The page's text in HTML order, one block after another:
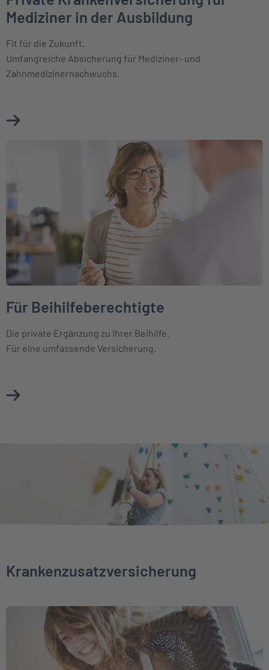
Mediziner in der Ausbildung
Fit für die Zukunft.
Umfangreiche Absicherung für Mediziner- und
Zahnmedizinernachwuchs.
Mehr über Private Krankenversicherung für Mediziner in
Weiter zu Für Beihilfeberechtigte
Für Beihilfeberechtigte
Die private Ergänzung zu Ihrer Beihilfe.
Für eine umfassende Versicherung.
Mehr über Für Beihilfeberechtigte erfahren
Krankenzusatzversicherung
Weiter zu Zahnzusatzversicherung